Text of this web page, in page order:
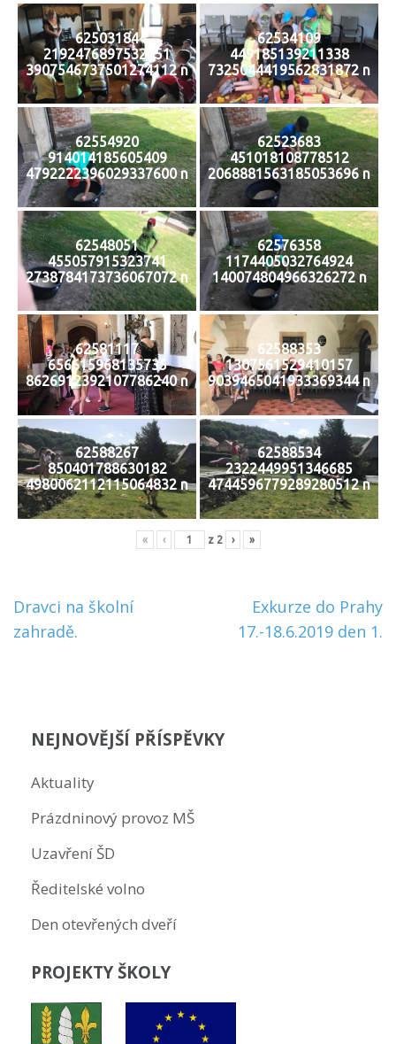
62503184
2192476897532951
3907546737501274112 n
62534109
449185139211338
7325044419562831872 n
62554920
914014185605409
4792222396029337600 n
62523683
451018108778512
2068881563185053696 n
62548051
455057915323741
2738784173736067072 n
62576358
1174405032764924
140074804966326272 n
62581117
656615968135735
8626912392107786240 n
62588353
1307561529410157
9039465041933369344 n
62588267
850401788630182
4980062112115064832 n
62588534
2322449951346685
4744596779289280512 n
« ‹ z 2 › »
Navigace
pro
Dravci na školní
zahradě.
Exkurze do Prahy
17.-18.6.2019 den 1.
NEJNOVĚJŠÍ PŘÍSPĚVKY
Aktuality
Prázdninový provoz MŠ
Uzavření ŠD
Ředitelské volno
Den otevřených dveří
PROJEKTY ŠKOLY